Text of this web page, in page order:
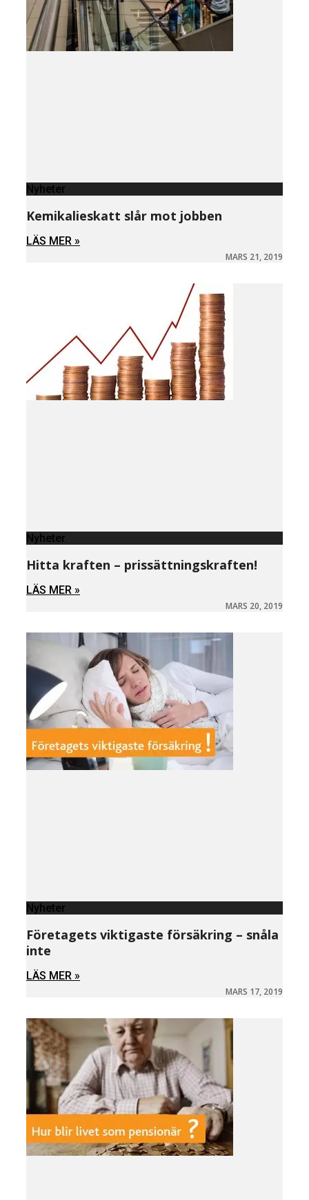
Nyheter
Kemikalieskatt slår mot jobben
LÄS MER »
MARS 21, 2019
Nyheter
Hitta kraften – prissättningskraften!
LÄS MER »
MARS 20, 2019
Nyheter
Företagets viktigaste försäkring – snåla
inte
LÄS MER »
MARS 17, 2019